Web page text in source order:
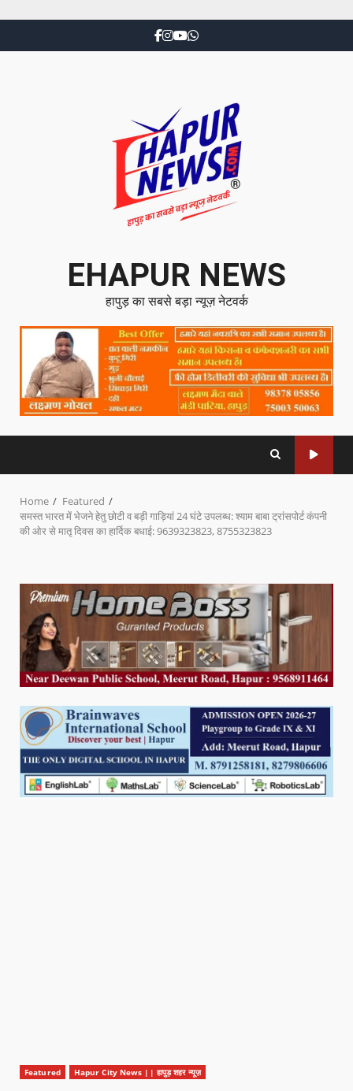
EHAPUR NEWS
हापुड़ का सबसे बड़ा न्यूज़ नेटवर्क
Home
Featured
समस्त भारत में भेजने हेतु छोटी व बड़ी गाड़ियां 24 घंटे उपलब्ध: श्याम बाबा ट्रांसपोर्ट कंपनी
की ओर से मातृ दिवस का हार्दिक बधाई: 9639323823, 8755323823
Featured Hapur City News || हापुड़ शहर न्यूज़